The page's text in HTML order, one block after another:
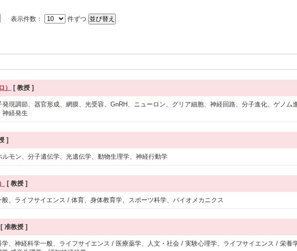
表示件数： 件ずつ
[ 教授 ]
現調節、器官形成、網膜、光受容、GnRH、ニューロン、グリア細胞、神経回路、分子進化、ゲノ
神経発生
]
モン、分子遺伝学、光遺伝学、動物生理学、神経行動学
[ 教授 ]
、ライフサイエンス / 体育、身体教育学、スポーツ科学、バイオメカニクス
[ 准教授 ]
、神経科学一般、ライフサイエンス / 医療薬学、人文・社会 / 実験心理学、ライフサイエンス / 栄